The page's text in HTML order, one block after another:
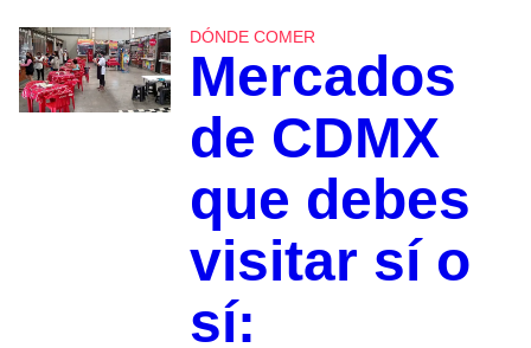
DÓNDE COMER
Mercados
de CDMX
que debes
visitar sí o
sí: